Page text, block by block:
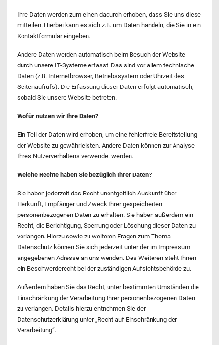
Ihre Daten werden zum einen dadurch erhoben, dass Sie uns diese
mitteilen. Hierbei kann es sich z.B. um Daten handeln, die Sie in ein
Kontaktformular eingeben.
Andere Daten werden automatisch beim Besuch der Website
durch unsere IT-Systeme erfasst. Das sind vor allem technische
Daten (z.B. Internetbrowser, Betriebssystem oder Uhrzeit des
Seitenaufrufs). Die Erfassung dieser Daten erfolgt automatisch,
sobald Sie unsere Website betreten.
Wofür nutzen wir Ihre Daten?
Ein Teil der Daten wird erhoben, um eine fehlerfreie Bereitstellung
der Website zu gewährleisten. Andere Daten können zur Analyse
Ihres Nutzerverhaltens verwendet werden.
Welche Rechte haben Sie bezüglich Ihrer Daten?
Sie haben jederzeit das Recht unentgeltlich Auskunft über
Herkunft, Empfänger und Zweck Ihrer gespeicherten
personenbezogenen Daten zu erhalten. Sie haben außerdem ein
Recht, die Berichtigung, Sperrung oder Löschung dieser Daten zu
verlangen. Hierzu sowie zu weiteren Fragen zum Thema
Datenschutz können Sie sich jederzeit unter der im Impressum
angegebenen Adresse an uns wenden. Des Weiteren steht Ihnen
ein Beschwerderecht bei der zuständigen Aufsichtsbehörde zu.
Außerdem haben Sie das Recht, unter bestimmten Umständen die
Einschränkung der Verarbeitung Ihrer personenbezogenen Daten
zu verlangen. Details hierzu entnehmen Sie der
Datenschutzerklärung unter „Recht auf Einschränkung der
Verarbeitung“.